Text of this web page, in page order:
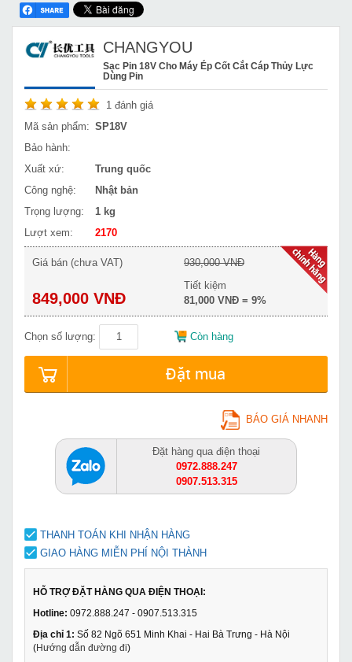
CHANGYOU
Sạc Pin 18V Cho Máy Ép Cốt Cắt Cáp Thủy Lực
Dùng Pin
1 đánh giá
Mã sản phẩm: SP18V
Bảo hành:
Xuất xứ:
Trung quốc
Công nghệ:
Nhật bản
Trọng lượng:
1 kg
Lượt xem:
2170
Giá bán (chưa VAT)
849,000 VNĐ
930,000 VNĐ
Tiết kiệm
81,000 VNĐ = 9%
Chọn số lượng: Còn hàng
Đặt mua
BÁO GIÁ NHANH
Đặt hàng qua điện thoại
0972.888.247
0907.513.315
THANH TOÁN KHI NHẬN HÀNG
GIAO HÀNG MIỄN PHÍ NỘI THÀNH
HỖ TRỢ ĐẶT HÀNG QUA ĐIỆN THOẠI:
Hotline: 0972.888.247 - 0907.513.315
Địa chỉ 1: Số 82 Ngõ 651 Minh Khai - Hai Bà Trưng - Hà Nội
(Hướng dẫn đường đi)